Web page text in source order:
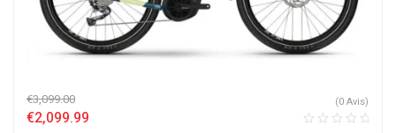
€3,099.00
€2,099.99
(0 Avis)